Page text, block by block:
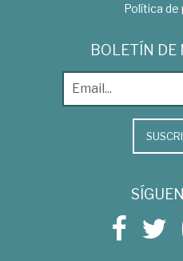
Política de
BOLETÍN DE